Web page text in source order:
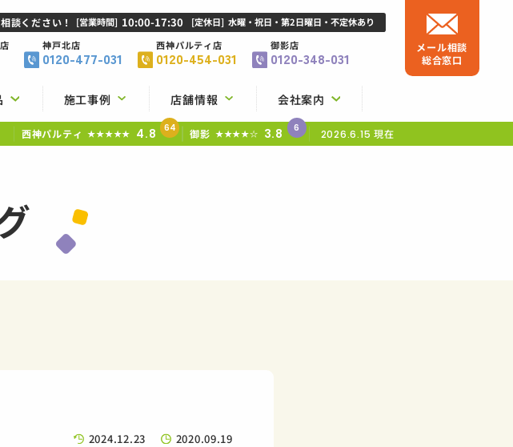
施工事例 店舗情報 会社案内
談ください！ [営業時間] 10:00-17:30 [定休日] 水曜・祝日・第2日曜日・不定休あり
神戸北店
0120-477-031
西神パルティ店
0120-454-031
御影店
0120-348-031
メール相談
総合窓口
西神パルティ ★★★★★ 4.8 64 御影 ★★★★☆ 3.8 6 2026.6.15 現在
2024.12.23 2020.09.19